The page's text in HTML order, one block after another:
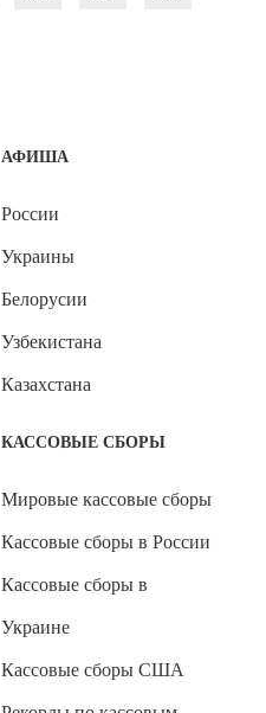
АФИША
России
Украины
Белорусии
Узбекистана
Казахстана
КАССОВЫЕ СБОРЫ
Мировые кассовые сборы
Кассовые сборы в России
Кассовые сборы в
Украине
Кассовые сборы США